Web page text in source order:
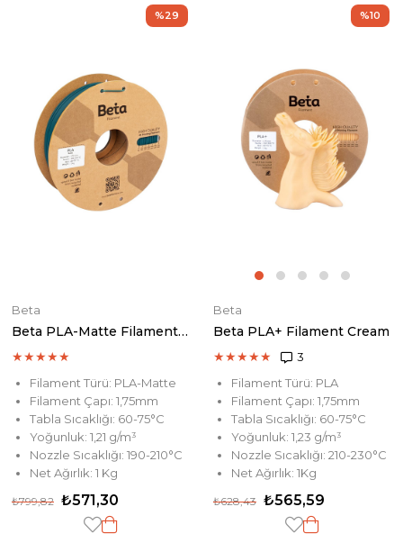
Beta
Beta PLA-Matte Filament Emerald
★★★★★
Filament Türü: PLA-Matte
Filament Çapı: 1,75mm
Tabla Sıcaklığı: 60-75°C
Yoğunluk: 1,21 g/m³
Nozzle Sıcaklığı: 190-210°C
Net Ağırlık: 1 Kg
₺571,30
₺799,82
%29
Beta
Beta PLA+ Filament Cream
★★★★★
3
Filament Türü: PLA
Filament Çapı: 1,75mm
Tabla Sıcaklığı: 60-75°C
Yoğunluk: 1,23 g/m³
Nozzle Sıcaklığı: 210-230°C
Net Ağırlık: 1Kg
₺565,59
₺628,43
%10